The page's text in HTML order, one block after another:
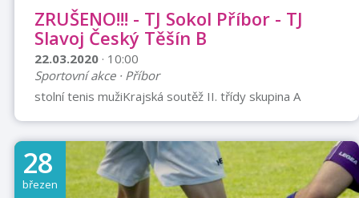
ZRUŠENO!!! - TJ Sokol Příbor - TJ
Slavoj Český Těšín B
22.03.2020 · 10:00
Sportovní akce · Příbor
stolní tenis mužiKrajská soutěž II. třídy skupina A
28
březen